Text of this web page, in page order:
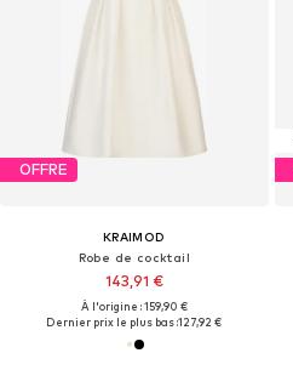
OFFRE
KRAIMOD
Robe de cocktail
143,91 €
À l'origine : 159,90 €
Dernier prix le plus bas :127,92 €